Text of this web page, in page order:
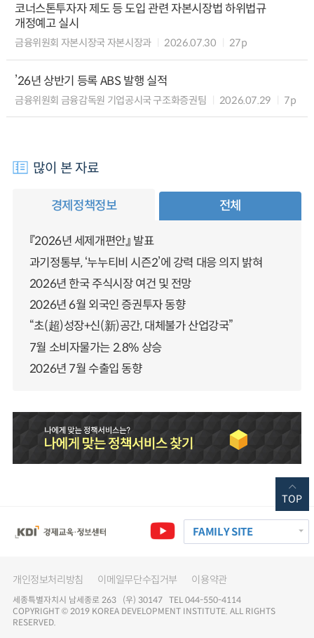
코너스톤투자자 제도 등 도입 관련 자본시장법 하위법규
개정예고 실시
금융위원회 자본시장국 자본시장과 2026.07.30 27p
’26년 상반기 등록 ABS 발행 실적
금융위원회 금융감독원 기업공시국 구조화증권팀 2026.07.29 7p
많이 본 자료
경제정책정보 전체
『2026년 세제개편안』 발표
과기정통부, ‘누누티비 시즌2’에 강력 대응 의지 밝혀
2026년 한국 주식시장 여건 및 전망
2026년 6월 외국인 증권투자 동향
“초(超)성장+신(新)공간, 대체불가 산업강국”
7월 소비자물가는 2.8% 상승
2026년 7월 수출입 동향
FAMILY SITE
개인정보처리방침 이메일무단수집거부 이용약관
세종특별자치시 남세종로 263 (우) 30147 TEL 044-550-4114
COPYRIGHT © 2019 KOREA DEVELOPMENT INSTITUTE. ALL RIGHTS
RESERVED.
TOP